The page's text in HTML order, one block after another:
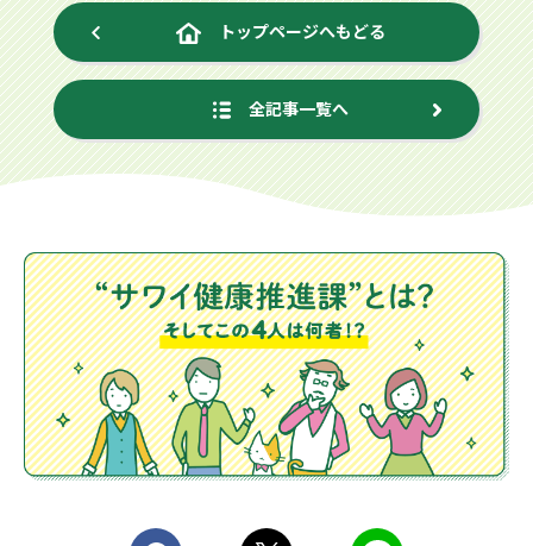
トップページへもどる
全記事一覧へ